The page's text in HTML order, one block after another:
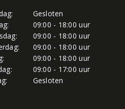
Gesloten
09:00 - 18:00 uur
09:00 - 18:00 uur
09:00 - 18:00 uur
09:00 - 18:00 uur
09:00 - 17:00 uur
Gesloten